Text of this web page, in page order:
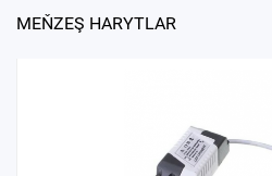
MEŇZEŞ HARYTLAR